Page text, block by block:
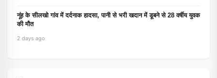
नूंह के सीलखो गांव में दर्दनाक हादसा, पानी से भरी खदान में डूबने से 28 वर्षीय युवक
की मौत
2 days ago